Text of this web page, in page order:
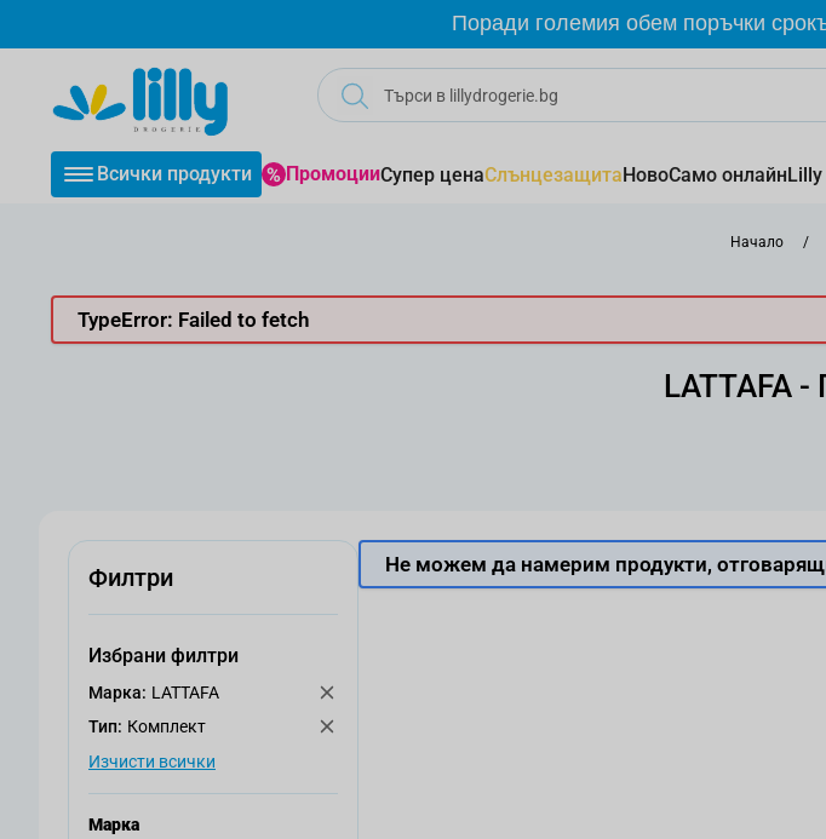
Поради големия обем поръчки
Всички продукти ПромоцииСупер ценаСлънцезащитаНовоСамо онлайнLilly
Начало /
TypeError: Failed to fetch
LATTAFA
Филтри
Избрани филтри
Mарка: LATTAFA
Тип: Комплект
Изчисти всички
Mарка
Не можем да намерим продукти,